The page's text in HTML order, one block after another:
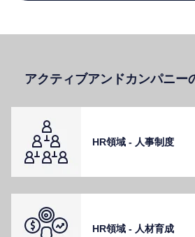
アクティブアンドカンパニー
HR領域 - ⼈事制度
HR領域 - ⼈材育成